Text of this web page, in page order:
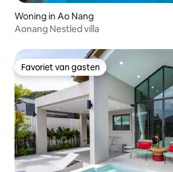
Woning in Ao Nang
Aonang Nestled villa
Favoriet van gasten
Favoriet van gasten